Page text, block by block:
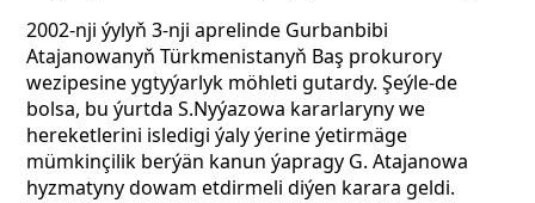
2002-nji ýylyň 3-nji aprelinde Gurbanbibi
Atajanowanyň Türkmenistanyň Baş prokurory
wezipesine ygtyýarlyk möhleti gutardy. Şeýle-de
bolsa, bu ýurtda S.Nyýazowa kararlaryny we
hereketlerini isledigi ýaly ýerine ýetirmäge
mümkinçilik berýän kanun ýapragy G. Atajanowa
hyzmatyny dowam etdirmeli diýen karara geldi.